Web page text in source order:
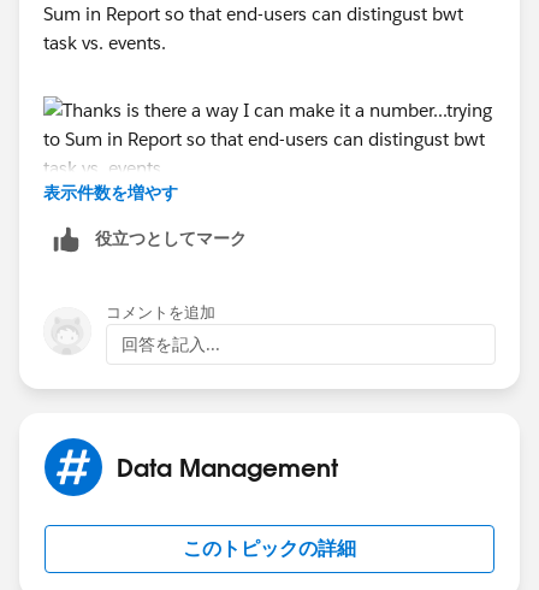
Sum in Report so that end-users can distingust bwt
task vs. events.
表示件数を増やす
役立つとしてマーク
コメントを追加
回答を記入...
Data Management
このトピックの詳細